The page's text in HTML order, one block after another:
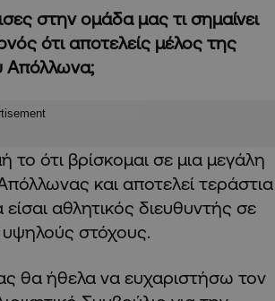
στην ομάδα μας τι σημαίνει
ότι αποτελείς μέλος της
Απόλλωνα;
το ότι βρίσκομαι σε μια μεγάλη
και αποτελεί τεράστια
αθλητικός διευθυντής σε
στόχους.
θα ήθελα να ευχαριστήσω τον